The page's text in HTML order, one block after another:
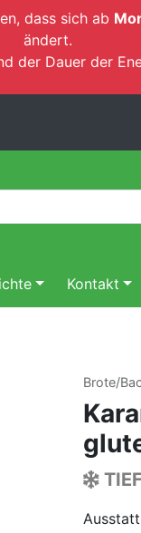
dass sich ab
ändert.
der Dauer der
Kontakt
Brote/